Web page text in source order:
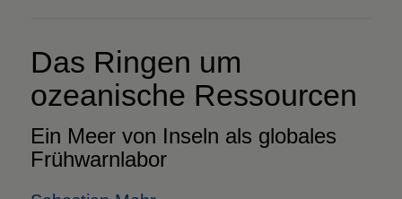
Das Ringen um
ozeanische Ressourcen
Ein Meer von Inseln als globales
Frühwarnlabor